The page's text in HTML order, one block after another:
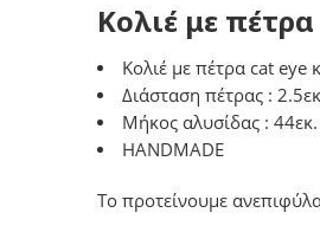
Κολιέ με
Kολιέ με πέτρα cat eye
Διάσταση πέτρας :
Μήκος αλυσίδας :
HANDMADE
Το προτείνουμε